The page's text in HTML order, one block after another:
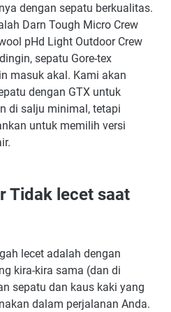
dengan sepatu berkualitas.
Darn Tough Micro Crew
pHd Light Outdoor Crew
sepatu Gore-tex
masuk akal. Kami akan
dengan GTX untuk
di salju minimal, tetapi
untuk memilih versi
Tidak lecet saat
lecet adalah dengan
kira-kira sama (dan di
sepatu dan kaus kaki yang
dalam perjalanan Anda.